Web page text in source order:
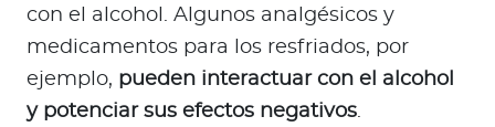
con el alcohol. Algunos analgésicos y
medicamentos para los resfriados, por
ejemplo, pueden interactuar con el alcohol
y potenciar sus efectos negativos.